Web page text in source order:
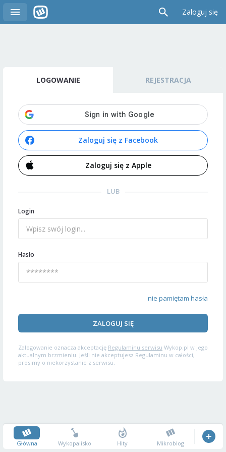
Zaloguj się
LOGOWANIE REJESTRACJA
Zaloguj się z Facebook
Zaloguj się z Apple
LUB
Login
Hasło
nie pamiętam hasła
ZALOGUJ SIĘ
Zalogowanie oznacza akceptację Regulaminu serwisu Wykop.pl w jego
aktualnym brzmieniu. Jeśli nie akceptujesz Regulaminu w całości,
prosimy o niekorzystanie z serwisu.
Główna Wykopalisko Hity Mikroblog